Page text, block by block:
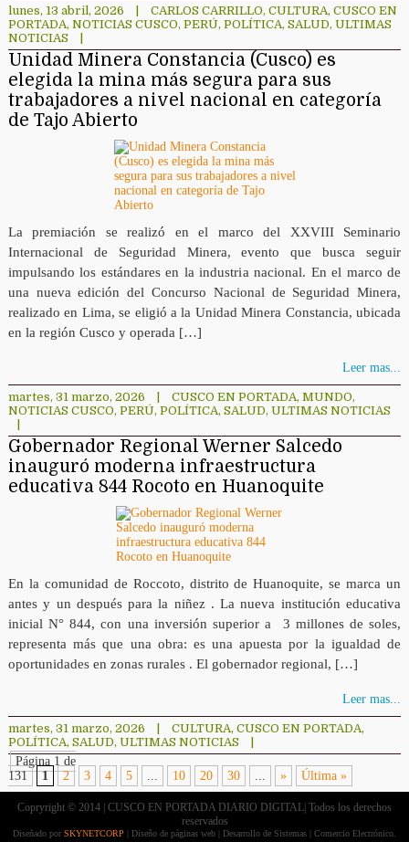
lunes, 13 abril, 2026 CARLOS CARRILLO, CULTURA, CUSCO EN
PORTADA, NOTICIAS CUSCO, PERÚ, POLÍTICA, SALUD, ULTIMAS
NOTICIAS
Unidad Minera Constancia (Cusco) es
elegida la mina más segura para sus
trabajadores a nivel nacional en categoría
de Tajo Abierto
La premiación se realizó en el marco del XXVIII Seminario
Internacional de Seguridad Minera, evento que busca seguir
impulsando los estándares en la industria nacional. En el marco de
una nueva edición del Concurso Nacional de Seguridad Minera,
realizado en Lima, se eligió a la Unidad Minera Constancia, ubicada
en la región Cusco y operada […]
Leer mas...
martes, 31 marzo, 2026 CUSCO EN PORTADA, MUNDO,
NOTICIAS CUSCO, PERÚ, POLÍTICA, SALUD, ULTIMAS NOTICIAS
Gobernador Regional Werner Salcedo
inauguró moderna infraestructura
educativa 844 Rocoto en Huanoquite
En la comunidad de Roccoto, distrito de Huanoquite, se marca un
antes y un después para la niñez . La nueva institución educativa
inicial N° 844, con una inversión superior a 3 millones de soles,
representa más que una obra: es una apuesta por la igualdad de
oportunidades en zonas rurales . El gobernador regional, […]
Leer mas...
martes, 31 marzo, 2026 CULTURA, CUSCO EN PORTADA,
POLÍTICA, SALUD, ULTIMAS NOTICIAS
Página 1 de
131
1 2 3 4 5 ... 10 20 30 ... » Última »
Copryright © 2014 | CUSCO EN PORTADA DIARIO DIGITAL| Todos los derechos
reservados
Diseñado por SKYNETCORP | Diseño de páginas web | Desarrollo de Sistemas | Comercio Electrónico.